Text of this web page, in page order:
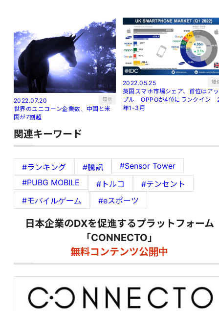
2022.07.20 短信
世界のユニコーン企業数、中国と米
国が7割超
2022.05.25 短
英国スマホ市場シェア、首位はアッ
プル OPPOが4位にランクイン
年1-3月
関連キーワード
#ランキング #騰訊
#Sensor Tower
#PUBG MOBILE
#トルコ
#テンセント
#モバイルゲーム
#eスポーツ
日本企業のDXを促進するプラットフォーム
「CONNECTO」
無料コンテンツ公開中